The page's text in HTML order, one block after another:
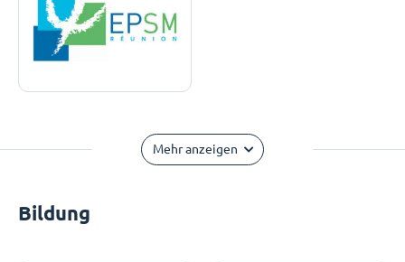
Mehr anzeigen
Bildung